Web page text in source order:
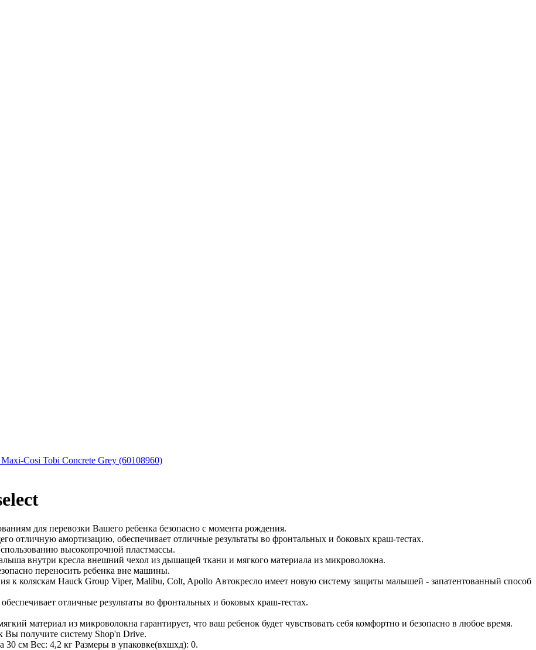
Cosi Tobi Concrete Grey (60108960)
для перевозки Вашего ребенка безопасно с момента рождения.
отличную амортизацию, обеспечивает отличные результаты во фронтальных и боковых краш-тестах.
высокопрочной пластмассы.
внутри кресла внешний чехол из дышащей ткани и мягкого материала из микроволокна.
переносить ребенка вне машины.
к коляскам Hauck Group Viper, Malibu, Colt, Apollo Автокресло имеет новую систему защиты малышей - запатентованный способ
отличные результаты во фронтальных и боковых краш-тестах.
материал из микроволокна гарантирует, что ваш ребенок будет чувствовать себя комфортно и безопасно в любое время.
Вы получите систему Shop'n Drive.
см Вес: 4,2 кг Размеры в упаковке(вхшхд): 0.